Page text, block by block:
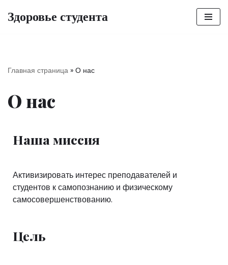
Здоровье студента
Главная страница » О нас
О нас
Наша миссия
Активизировать интерес преподавателей и
студентов к самопознанию и физическому
самосовершенствованию.
Цель